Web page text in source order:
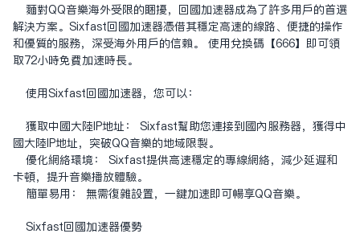
面对QQ音乐海外受限的困扰，回国加速器成为了许多用户的首选
解决方案。Sixfast回国加速器凭借其稳定高速的线路、便捷的操作
和优质的服务，深受海外用户的信赖。 使用兑换码【666】即可领
取72小时免费加速时长。
使用Sixfast回国加速器，您可以：
获取中国大陆IP地址： Sixfast帮助您连接到国内服务器，获得中
国大陆IP地址，突破QQ音乐的地域限制。
优化网络环境： Sixfast提供高速稳定的专线网络，减少延迟和
卡顿，提升音乐播放体验。
简单易用： 无需复杂设置，一键加速即可畅享QQ音乐。
Sixfast回国加速器优势